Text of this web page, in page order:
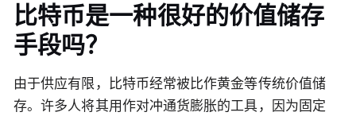
比特币是一种很好的价值储存
手段吗？
由于供应有限，比特币经常被比作黄金等传统价值储
存。许多人将其用作对冲通货膨胀的工具，因为固定